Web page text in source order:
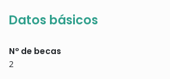
Datos básicos
Nº de becas
2